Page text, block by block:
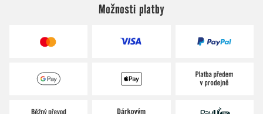
Možnosti platby